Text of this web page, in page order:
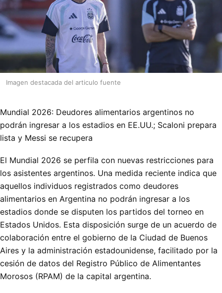
Imagen destacada del articulo fuente
Mundial 2026: Deudores alimentarios argentinos no
podrán ingresar a los estadios en EE.UU.; Scaloni prepara
lista y Messi se recupera
El Mundial 2026 se perfila con nuevas restricciones para
los asistentes argentinos. Una medida reciente indica que
aquellos individuos registrados como deudores
alimentarios en Argentina no podrán ingresar a los
estadios donde se disputen los partidos del torneo en
Estados Unidos. Esta disposición surge de un acuerdo de
colaboración entre el gobierno de la Ciudad de Buenos
Aires y la administración estadounidense, facilitado por la
cesión de datos del Registro Público de Alimentantes
Morosos (RPAM) de la capital argentina.